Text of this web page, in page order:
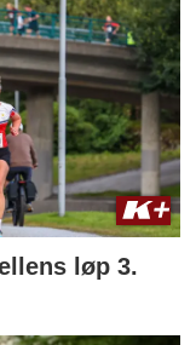
løp 3.